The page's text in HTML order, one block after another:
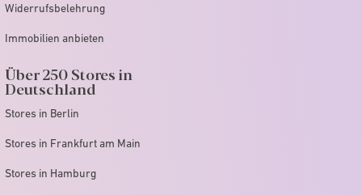
Widerrufsbelehrung
Immobilien anbieten
Über 250 Stores in
Deutschland
Stores in Berlin
Stores in Frankfurt am Main
Stores in Hamburg